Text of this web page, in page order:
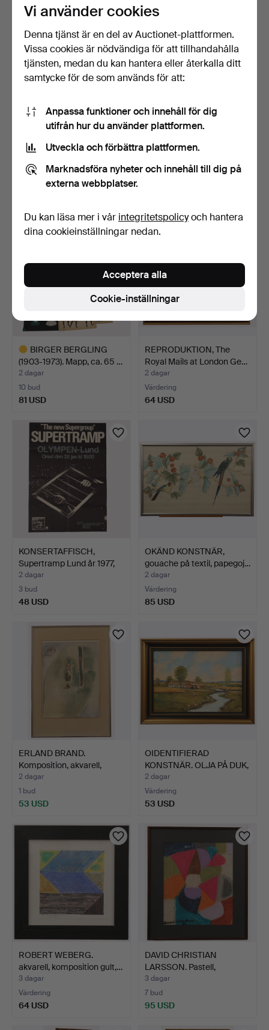
MAX WALTER SVANBERG.
2 dagar
Värdering
WILLIAM THOMAS BOYCE.
2 dagar
BIRGER BERGLING
(1903-1973). Mapp, ca. 65 …
2 dagar
10 bud
81 USD
föremål
REPRODUKTION, The
Royal Mails at London Ge…
2 dagar
Värdering
64 USD
KONSERTAFFISCH,
Supertramp Lund år 1977,
M…
2 dagar
3 bud
48 USD
OKÄND KONSTNÄR,
gouache på textil, papegoj…
2 dagar
Värdering
85 USD
ERLAND BRAND.
Komposition, akvarell,
signe…
2 dagar
1 bud
53 USD
OIDENTIFIERAD
KONSTNÄR. OLJA PÅ DUK,
lands…
2 dagar
Värdering
53 USD
ROBERT WEBERG.
akvarell, komposition gult,…
3 dagar
Värdering
64 USD
DAVID CHRISTIAN
LARSSON. Pastell,
polykrom…
3 dagar
7 bud
95 USD
Vi använder cookies
Denna tjänst är en del av Auctionet-plattformen.
Vissa cookies är nödvändiga för att tillhandahålla
tjänsten, medan du kan hantera eller återkalla ditt
samtycke för de som används för att:
Anpassa funktioner och innehåll för dig
utifrån hur du använder plattformen.
Utveckla och förbättra plattformen.
Marknadsföra nyheter och innehåll till dig på
externa webbplatser.
Du kan läsa mer i vår integritetspolicyoch hantera
dina cookieinställningar nedan.
Cookie-inställningar
Acceptera alla